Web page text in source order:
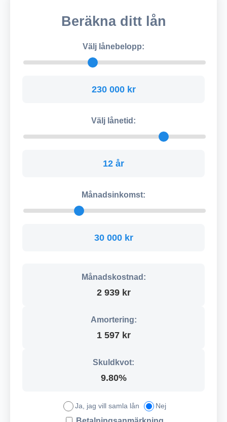
Beräkna ditt lån
Välj lånebelopp:
230 000 kr
Välj lånetid:
12 år
Månadsinkomst:
30 000 kr
Månadskostnad:
2 939 kr
Amortering:
1 597 kr
Skuldkvot:
9.80%
Ja, jag vill samla lån Nej